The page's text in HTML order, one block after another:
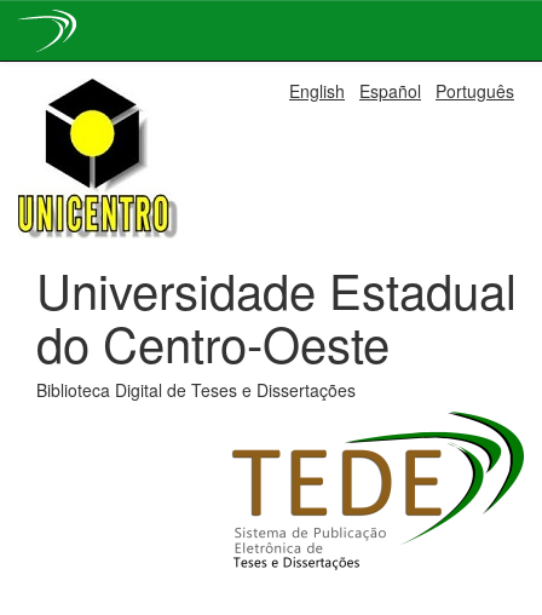
navigation
English Español Português
Universidade Estadual
do Centro-Oeste
Biblioteca Digital de Teses e Dissertações